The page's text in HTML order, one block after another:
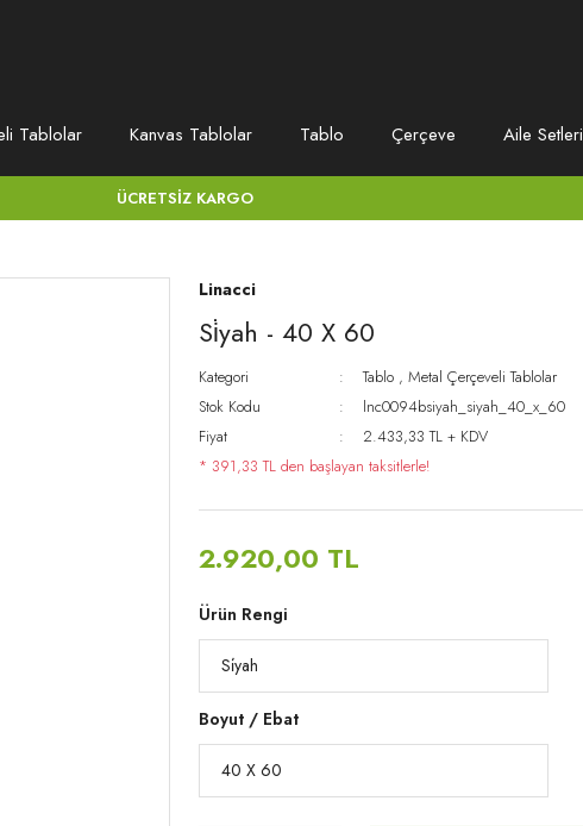
Tablolar Kanvas Tablolar Tablo Çerçeve Aile Setleri
ÜCRETSİZ KARGO
Linacci
Si̇yah - 40 X 60
Kategori Tablo , Metal Çerçeveli Tablolar
Stok Kodu
lnc0094bsiyah_siyah_40_x_60
Fiyat
2.433,33 TL + KDV
* 391,33 TL den başlayan taksitlerle!
2.920,00 TL
Ürün Rengi
Boyut / Ebat